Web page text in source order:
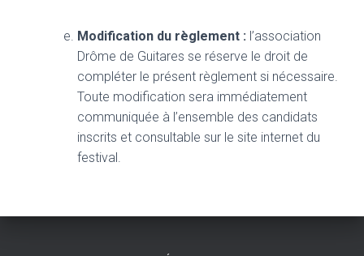
Modification du règlement : l’association
Drôme de Guitares se réserve le droit de
compléter le présent règlement si nécessaire.
Toute modification sera immédiatement
communiquée à l’ensemble des candidats
inscrits et consultable sur le site internet du
festival.